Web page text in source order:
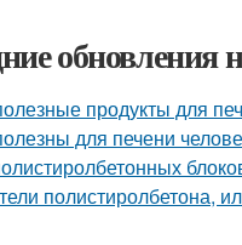
обновления
продукты для
для печени
полистиролбетона,